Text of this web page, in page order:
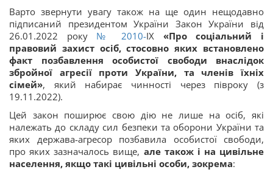
Варто звернути увагу також на ще один нещодавно
підписаний президентом України Закон України від
26.01.2022 року № 2010-IX «Про соціальний і
правовий захист осіб, стосовно яких встановлено
факт позбавлення особистої свободи внаслідок
збройної агресії проти України, та членів їхніх
сімей», який набирає чинності через півроку (з
19.11.2022).
Цей закон поширює свою дію не лише на осіб, які
належать до складу сил безпеки та оборони України та
яких держава-агресор позбавила особистої свободи,
про яких зазначалось вище, але також і на цивільне
населення, якщо такі цивільні особи, зокрема: